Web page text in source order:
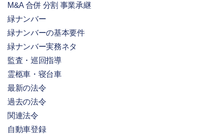
M&A 合併 分割 事業承継
緑ナンバー
緑ナンバーの基本要件
緑ナンバー実務ネタ
監査・巡回指導
霊柩車・寝台車
最新の法令
過去の法令
関連法令
自動車登録